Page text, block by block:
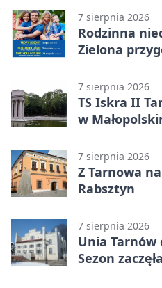
7 sierpnia 2026
Rodzinna
Zielona
7 sierpnia 2026
TS Iskra II
w
7 sierpnia 2026
Z Tarnowa
Rabsztyn
7 sierpnia 2026
Unia Tarnów
Sezon